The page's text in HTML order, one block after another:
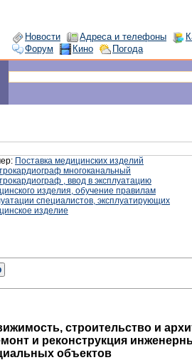
Новости Адреса и телефоны
Форум
Кино Погода
Поставка медицинских изделий
многоканальный
, ввод в эксплуатацию
изделия, обучение правилам
специалистов, эксплуатирующих
изделие
строительство и
и реконструкция
объектов